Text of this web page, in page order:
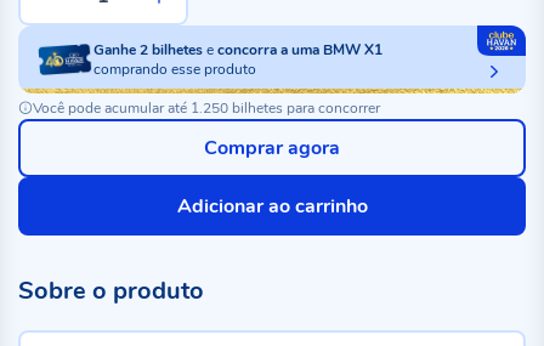
Ganhe2bilheteseconcorra a uma BMW X1
comprando esse produto
Você pode acumular até 1.250 bilhetes para concorrer
Adicionar ao carrinho
Comprar agora
Sobre o produto